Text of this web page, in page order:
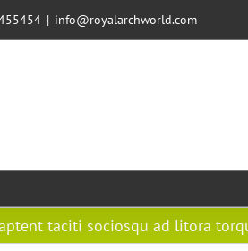
| info@royalarchworld.com
taciti sociosqu ad litora